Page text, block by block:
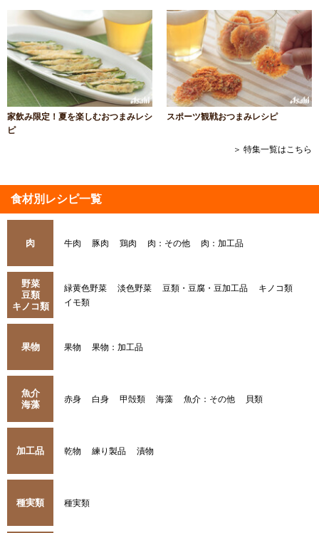
家飲み限定！夏を楽しむおつまみレシ
ピ
スポーツ観戦おつまみレシピ
＞ 特集一覧はこちら
食材別レシピ一覧
肉 牛肉 豚肉 鶏肉 肉：その他 肉：加工品
野菜
豆類
キノコ類
緑黄色野菜 淡色野菜 豆類・豆腐・豆加工品
キノコ類
イモ類
果物 果物 果物：加工品
魚介
海藻
赤身 白身 甲殻類 海藻 魚介：その他 貝類
加工品 乾物 練り製品 漬物
種実類 種実類